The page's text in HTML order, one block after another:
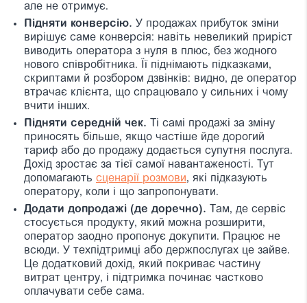
але не отримує.
Підняти конверсію. У продажах прибуток зміни
вирішує саме конверсія: навіть невеликий приріст
виводить оператора з нуля в плюс, без жодного
нового співробітника. Її піднімають підказками,
скриптами й розбором дзвінків: видно, де оператор
втрачає клієнта, що спрацювало у сильних і чому
вчити інших.
Підняти середній чек. Ті самі продажі за зміну
приносять більше, якщо частіше йде дорогий
тариф або до продажу додається супутня послуга.
Дохід зростає за тієї самої навантаженості. Тут
допомагають сценарії розмови, які підказують
оператору, коли і що запропонувати.
Додати допродажі (де доречно). Там, де сервіс
стосується продукту, який можна розширити,
оператор заодно пропонує докупити. Працює не
всюди. У техпідтримці або держпослугах це зайве.
Це додатковий дохід, який покриває частину
витрат центру, і підтримка починає частково
оплачувати себе сама.